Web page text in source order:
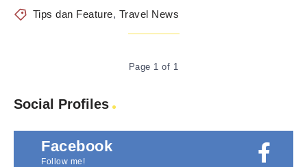
Tips dan Feature, Travel News
Page 1 of 1
Social Profiles
Facebook
Follow me!